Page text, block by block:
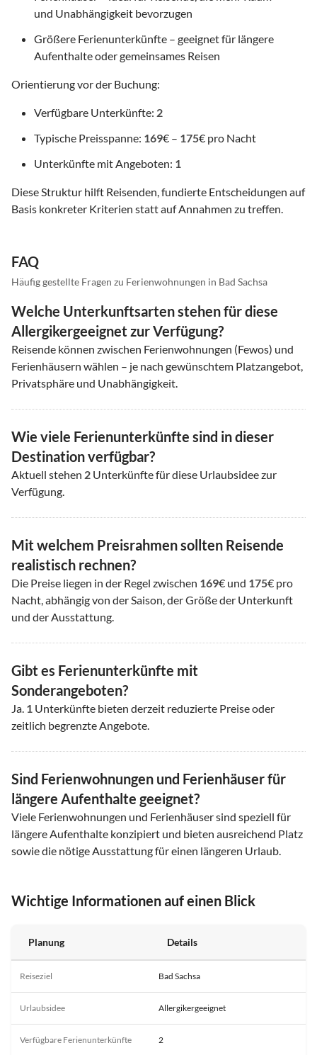
und Unabhängigkeit bevorzugen
Größere Ferienunterkünfte – geeignet für längere
Aufenthalte oder gemeinsames Reisen
Orientierung vor der Buchung:
Verfügbare Unterkünfte: 2
Typische Preisspanne: 169€ – 175€ pro Nacht
Unterkünfte mit Angeboten: 1
Diese Struktur hilft Reisenden, fundierte Entscheidungen auf
Basis konkreter Kriterien statt auf Annahmen zu treffen.
FAQ
Häufig gestellte Fragen zu Ferienwohnungen in Bad Sachsa
Welche Unterkunftsarten stehen für diese
Allergikergeeignet zur Verfügung?
Reisende können zwischen Ferienwohnungen (Fewos) und
Ferienhäusern wählen – je nach gewünschtem Platzangebot,
Privatsphäre und Unabhängigkeit.
Wie viele Ferienunterkünfte sind in dieser
Destination verfügbar?
Aktuell stehen 2 Unterkünfte für diese Urlaubsidee zur
Verfügung.
Mit welchem Preisrahmen sollten Reisende
realistisch rechnen?
Die Preise liegen in der Regel zwischen 169€ und 175€ pro
Nacht, abhängig von der Saison, der Größe der Unterkunft
und der Ausstattung.
Gibt es Ferienunterkünfte mit
Sonderangeboten?
Ja. 1 Unterkünfte bieten derzeit reduzierte Preise oder
zeitlich begrenzte Angebote.
Sind Ferienwohnungen und Ferienhäuser für
längere Aufenthalte geeignet?
Viele Ferienwohnungen und Ferienhäuser sind speziell für
längere Aufenthalte konzipiert und bieten ausreichend Platz
sowie die nötige Ausstattung für einen längeren Urlaub.
Wichtige Informationen auf einen Blick
Planung Details
Reiseziel Bad Sachsa
Urlaubsidee Allergikergeeignet
Verfügbare Ferienunterkünfte 2